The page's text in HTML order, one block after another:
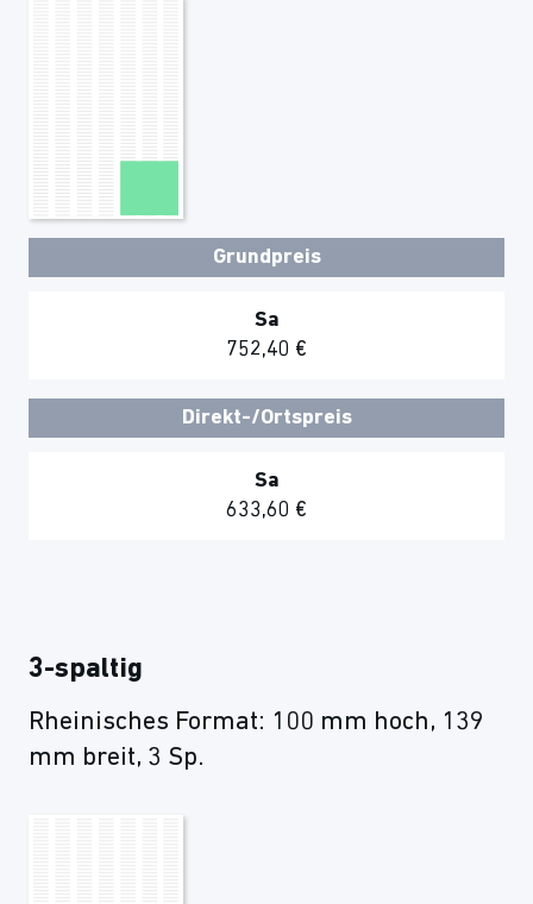
Grundpreis
Sa
752,40 €
Direkt-/Ortspreis
Sa
633,60 €
3-spaltig
Rheinisches Format: 100 mm hoch, 139
mm breit, 3 Sp.